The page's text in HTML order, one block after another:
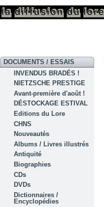
DOCUMENTS / ESSAIS
INVENDUS BRADÉS !
NIETZSCHE PRESTIGE
Avant-première d'août !
DÉSTOCKAGE ESTIVAL
Editions du Lore
CHNS
Nouveautés
Albums / Livres illustrés
Antiquité
Biographies
CDs
DVDs
Dictionnaires /
Encyclopédies